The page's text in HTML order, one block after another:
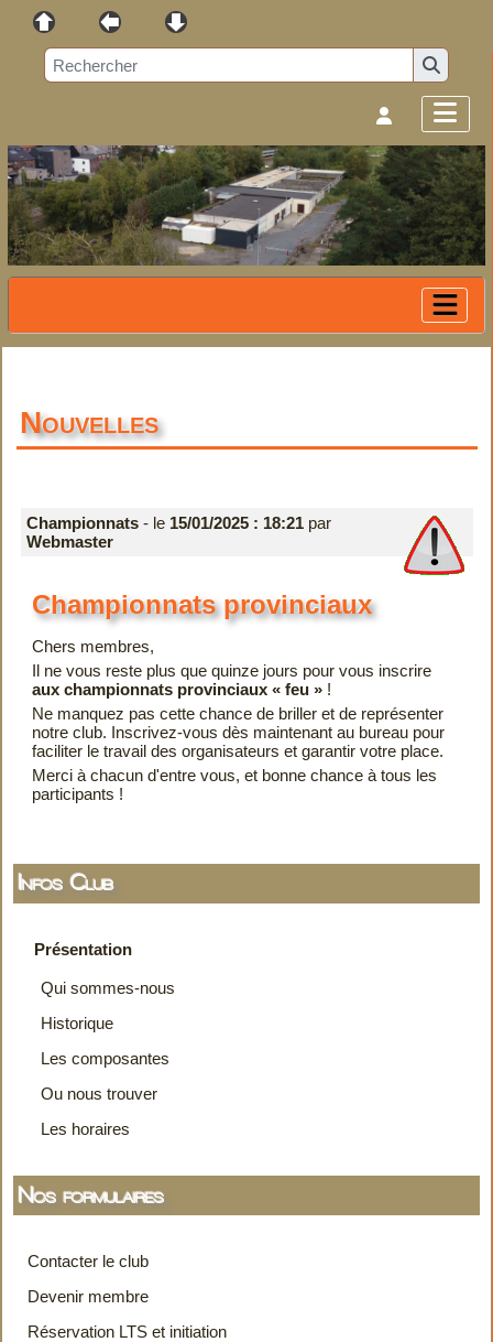
Infos Club
Présentation
Qui sommes-nous
Historique
Les composantes
Ou nous trouver
Les horaires
Nos formulaires
Contacter le club
Devenir membre
Réservation LTS et initiation
Nouvelles
Championnats - le 15/01/2025 : 18:21par
Webmaster
Championnats provinciaux
Chers membres,
Il ne vous reste plus que quinze jours pour vous inscrire
aux championnats provinciaux « feu »!
Ne manquez pas cette chance de briller et de représenter
notre club. Inscrivez-vous dès maintenant au bureau pour
faciliter le travail des organisateurs et garantir votre place.
Merci à chacun d'entre vous, et bonne chance à tous les
participants !